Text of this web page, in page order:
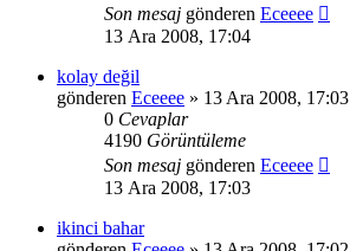
Son mesaj gönderen Eceeee
13 Ara 2008, 17:04
kolay değil
gönderen Eceeee » 13 Ara 2008, 17:03
0 Cevaplar
4190 Görüntüleme
Son mesaj gönderen Eceeee
13 Ara 2008, 17:03
ikinci bahar